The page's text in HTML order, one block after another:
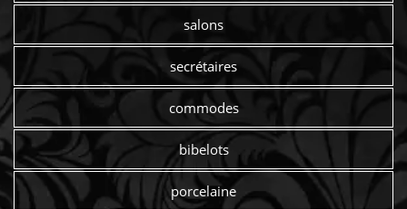
salons
secrétaires
commodes
bibelots
porcelaine